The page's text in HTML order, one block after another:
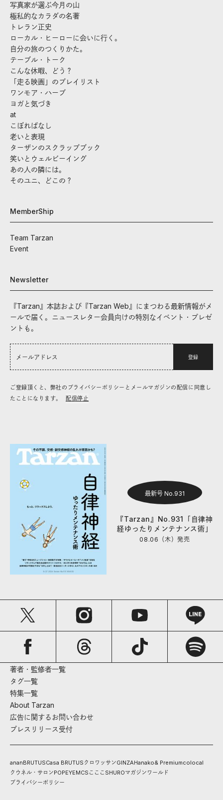
写真家が選ぶ今月の山
極私的なカラダの名著
トレラン正史
ローカル・ヒーローに会いに行く。
自分の旅のつくりかた。
テーブル・トーク
こんな休暇、どう？
「走る映画」のプレイリスト
ワンモア・ハーブ
ヨガと気づき
at
こぼればなし
老いと表現
ターザンのスクラップブック
笑いとウェルビーイング
あの人の隣には。
そのユニ、どこの？
MemberShip
Team Tarzan
Event
Newsletter
『Tarzan』本誌および『Tarzan Web』にまつわる最新情報がメ
ールで届く。ニュースレター会員向けの特別なイベント・プレゼ
ントも。
登録
ご登録頂くと、弊社のプライバシーポリシーとメールマガジンの配信に同意し
たことになります。
配信停止
最新号 No.931
『Tarzan』No.931「自律神
経ゆったりメンテナンス術」
08.06（木）発売
著者・監修者一覧
タグ一覧
特集一覧
About Tarzan
広告に関するお問い合わせ
プレスリリース受付
ananBRUTUSCasa BRUTUS クロワッサンGINZAHanako& Premiumcolocal
クウネル・サロンPOPEYEMCS こここ SHUROマガジンワールド
プライバシーポリシー